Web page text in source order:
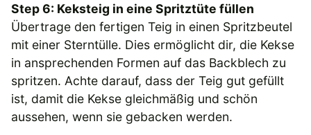
Step 6: Keksteig in eine Spritztüte füllen
Übertrage den fertigen Teig in einen Spritzbeutel
mit einer Sterntülle. Dies ermöglicht dir, die Kekse
in ansprechenden Formen auf das Backblech zu
spritzen. Achte darauf, dass der Teig gut gefüllt
ist, damit die Kekse gleichmäßig und schön
aussehen, wenn sie gebacken werden.